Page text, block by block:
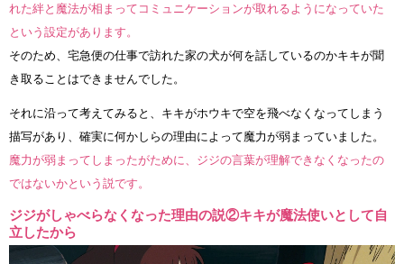
れた絆と魔法が相まってコミュニケーションが取れるようになっていた
という設定があります。
そのため、宅急便の仕事で訪れた家の犬が何を話しているのかキキが聞
き取ることはできませんでした。
それに沿って考えてみると、キキがホウキで空を飛べなくなってしまう
描写があり、確実に何かしらの理由によって魔力が弱まっていました。
魔力が弱まってしまったがために、ジジの言葉が理解できなくなったの
ではないかという説です。
ジジがしゃべらなくなった理由の説②キキが魔法使いとして自
立したから